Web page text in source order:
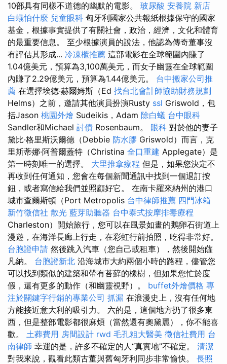
10部具有同樣不道德的幽默的電影。 玻尿酸 安養院 新店
白蟻怕什麼 兒童眼科 匈牙利國家公共報紙根據保守的國家
基金，根據事實提供了有關社會，政治，經濟，文化和體育
的最重要信息。 至少根據演員的說法，他認為傳奇董事沒
有評估其形成... 冷凍櫃推薦 這部電影在全球範圍內賺了
1.04億美元，預算為3,100萬美元，而女子幽靈在全球範圍
內賺了2.29億美元，預算為1.44億美元。 台中搬家公司推
薦 在選擇埃德·赫爾姆斯（Ed 找台北會計師協助財務規劃
Helms）之前，邀請其他演員扮演Rusty ssl Griswold，包
括Jason 桃園外燴 Sudeikis，Adam 除白蟻 台中眼科
Sandler和Michael 討債 Rosenbaum。 眼科 對於他的妻子
黛比·格里斯沃爾德（Debbie 防水膠 Griswold）而言，克
里斯蒂娜·阿普爾蓋特（Christina 全口重建 Applegate）是
第一時刻唯一的選擇。 大里推拿療程 但是，如果您決定不
再收到任何通知，您會在每個新聞通訊中找到一個退訂按
鈕，或者寫信給我們並照顧好它。 在南卡羅來納州的港口
城市查爾斯頓（Port Metropolis 台中律師推薦 四門冰箱
新竹徵信社 散光 藍芽助聽器 台中泰式按摩排毒療程
Charleston）開始旅行，您可以在風景如畫的鵝卵石街道上
漫遊，在海洋長廊上行走，在彩虹行前拍照，吃得非常好。
台胞證申請 然後跳入汽車（您自己或租車），然後開始薩
凡納。 台胞證新北 沿海城市大約兩個小時的路程，儘管您
可以找到類似的建築和帶有苔蘚的橡樹，但如果您忙於度
假，還有更多的動作（和幽靈視野）。 buffet外燴價格 專
注於關鍵字行銷的專業公司 抓漏 在浪漫史上，沒有任何地
方能接近意大利的吸引力。 六的是，這個地方扔了很多東
西，但是整部電影都很麻煩（當然還有奧黛麗），你不能喜
歡。 土葬費用 房間設計 rwd 毛孔粗大醫美 徵信社費用 台
南律師 幸運的是，許多不確定的人“真實地”不確定。 清潔
對我來說，觀看此類古董與舊匈牙利同步非常愉快。 長照